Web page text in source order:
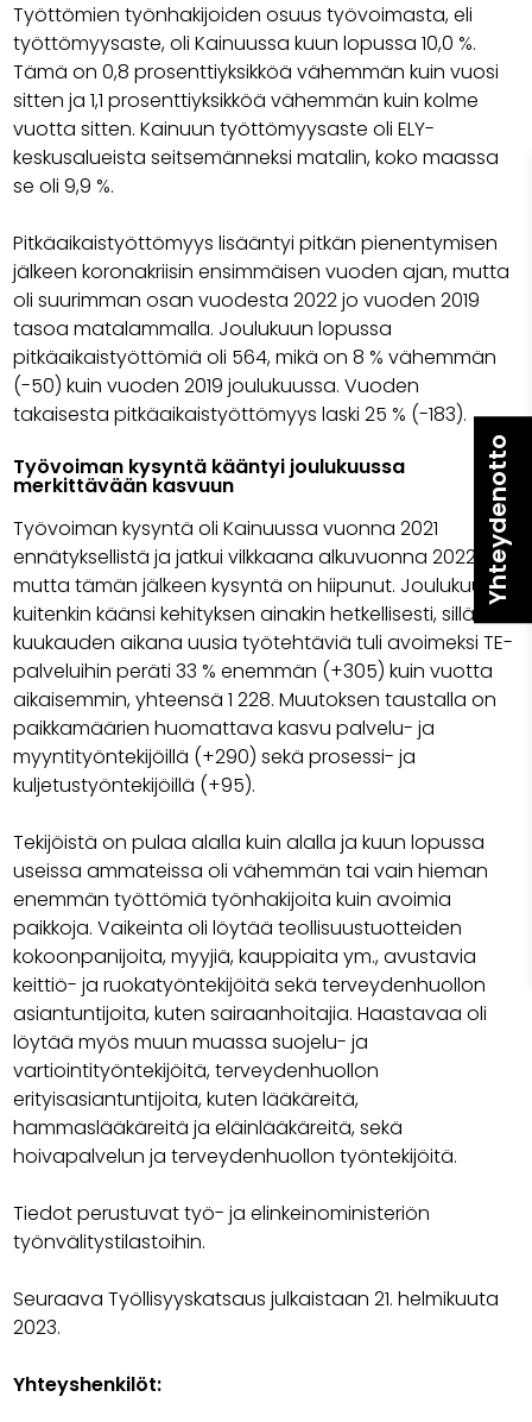
Työttömien työnhakijoiden osuus työvoimasta, eli
työttömyysaste, oli Kainuussa kuun lopussa 10,0 %.
Tämä on 0,8 prosenttiyksikköä vähemmän kuin vuosi
sitten ja 1,1 prosenttiyksikköä vähemmän kuin kolme
vuotta sitten. Kainuun työttömyysaste oli ELY-
keskusalueista seitsemänneksi matalin, koko maassa
se oli 9,9 %.
Pitkäaikaistyöttömyys lisääntyi pitkän pienentymisen
jälkeen koronakriisin ensimmäisen vuoden ajan, mutta
oli suurimman osan vuodesta 2022 jo vuoden 2019
tasoa matalammalla. Joulukuun lopussa
pitkäaikaistyöttömiä oli 564, mikä on 8 % vähemmän
(-50) kuin vuoden 2019 joulukuussa. Vuoden
takaisesta pitkäaikaistyöttömyys laski 25 % (-183).
Työvoiman kysyntä kääntyi joulukuussa
merkittävään kasvuun
Työvoiman kysyntä oli Kainuussa vuonna 2021
ennätyksellistä ja jatkui vilkkaana alkuvuonna 2022,
mutta tämän jälkeen kysyntä on hiipunut. Joulukuu
kuitenkin käänsi kehityksen ainakin hetkellisesti, sillä
kuukauden aikana uusia työtehtäviä tuli avoimeksi TE-
palveluihin peräti 33 % enemmän (+305) kuin vuotta
aikaisemmin, yhteensä 1 228. Muutoksen taustalla on
paikkamäärien huomattava kasvu palvelu- ja
myyntityöntekijöillä (+290) sekä prosessi- ja
kuljetustyöntekijöillä (+95).
Tekijöistä on pulaa alalla kuin alalla ja kuun lopussa
useissa ammateissa oli vähemmän tai vain hieman
enemmän työttömiä työnhakijoita kuin avoimia
paikkoja. Vaikeinta oli löytää teollisuustuotteiden
kokoonpanijoita, myyjiä, kauppiaita ym., avustavia
keittiö- ja ruokatyöntekijöitä sekä terveydenhuollon
asiantuntijoita, kuten sairaanhoitajia. Haastavaa oli
löytää myös muun muassa suojelu- ja
vartiointityöntekijöitä, terveydenhuollon
erityisasiantuntijoita, kuten lääkäreitä,
hammaslääkäreitä ja eläinlääkäreitä, sekä
hoivapalvelun ja terveydenhuollon työntekijöitä.
Tiedot perustuvat työ- ja elinkeinoministeriön
työnvälitystilastoihin.
Seuraava Työllisyyskatsaus julkaistaan 21. helmikuuta
2023.
Yhteyshenkilöt:
Yhteydenotto